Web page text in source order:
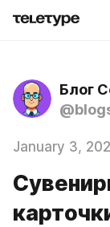
Блог
January 3,